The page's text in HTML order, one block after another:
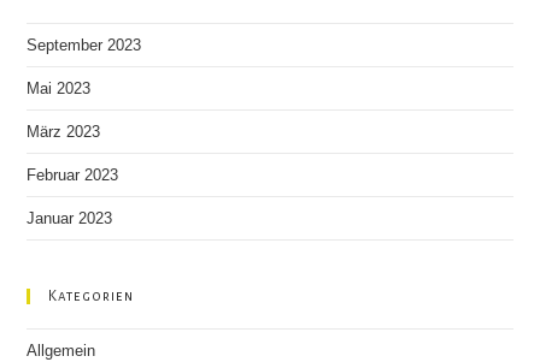
September 2023
Mai 2023
März 2023
Februar 2023
Januar 2023
Kategorien
Allgemein